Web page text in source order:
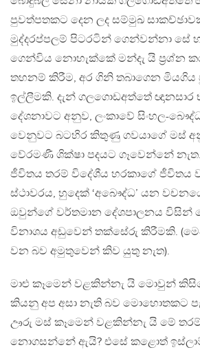
පුවත්පතකට දෙන ලද සම්මුඛ
මුද්දරප්පලම් පිටරටින් ගෙන්වන්නා සේ
ගෙන්විය නොහැක්කේ මන්දැ යි ප‍්‍රශ්න
තහනම් කිරීම, අර ගිනි තබාගෙන මියගිය
ඉල්ලීමකි. දැන් ගලගොඩඅත්තේ
දේශනාවට අනුව, ලංකාවේ සිංහල-
වෙනුවට බටහිර කිතුණු ගවයාගේ මස්
වේරමණී ශික්ෂා පදයට ගෑවෙන්නේ
ජීවිතය තරම් විදේශීය හරකාගේ ජීවිතය
ස්ථාවරය, හුදෙක් ‘අබෞද්ධ’ යන
ඔවුන්ගේ වර්තමාන දේශපාලනය විසින්
විනාශය අඩුවෙන් තක්සේරු කිරීමකි.
වන බව අමුතුවෙන් කිව යුතු නැත).
මාළු කෑමෙන් වළකින්නැ යි මොවුන්
කියනු අප අසා නැති බව මොහොතකට
ඌරු මස් කෑමෙන් වළකින්නැ යි මේ
නොගසන්නේ ඇයි? එසේ කළොත්